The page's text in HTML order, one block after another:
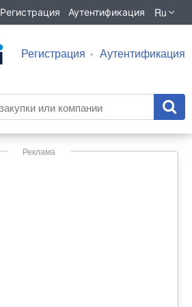
Регистрация Аутентификация Ru
Регистрация Аутентификация
Реклама